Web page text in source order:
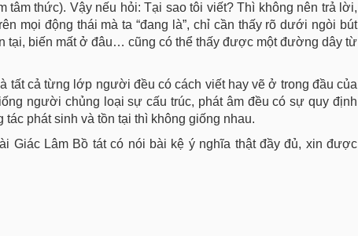
thức). Vậy nếu hỏi: Tại sao tôi viết? Thì không nên trả lời,
mọi động thái mà ta “đang là”, chỉ cần thấy rõ dưới ngòi bút
tại, biến mất ở đâu… cũng có thể thấy được một đường dây từ
tất cả từng lớp người đều có cách viết hay vẽ ở trong đầu của
người chủng loại sự cấu trúc, phát âm đều có sự quy định
phát sinh và tồn tại thì không giống nhau.
Giác Lâm Bồ tát có nói bài kệ ý nghĩa thật đầy đủ, xin được